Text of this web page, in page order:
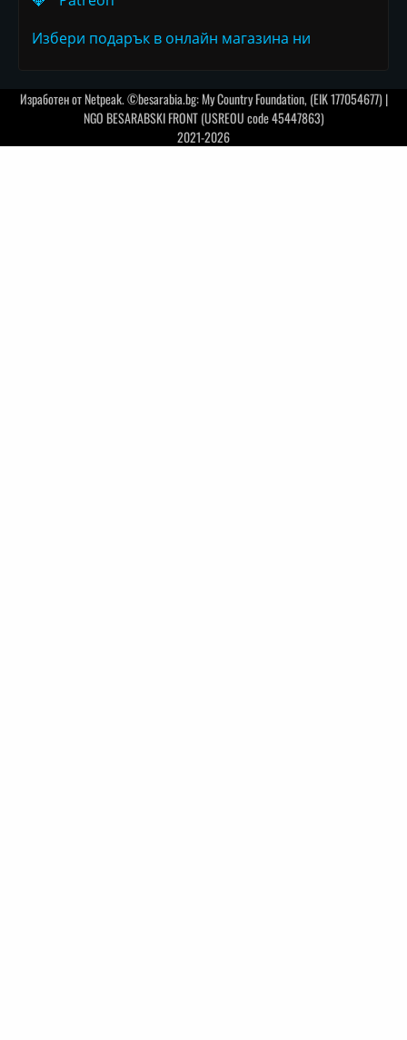
Избери подарък в онлайн магазина ни
Изработен отNetpeak. ©besarabia.bg: My Country Foundation, (EIK 177054677) |
NGO BESARABSKI FRONT (USREOU code 45447863)
2021-2026